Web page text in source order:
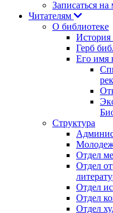
Записаться
Читателям
О библиотеке
История
Герб
Его имя
Структура
Отдел
Отдел
Отдел
Отдел
Отдел